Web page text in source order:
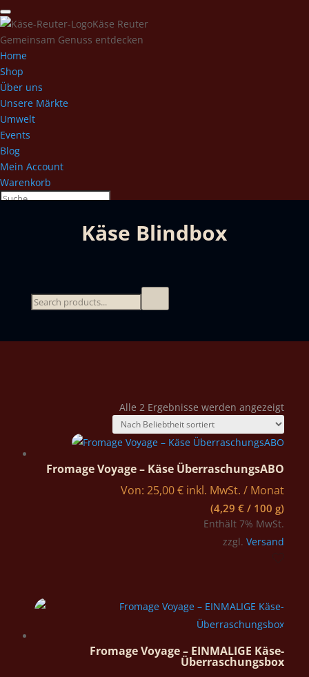
Käse Reuter
Gemeinsam Genuss entdecken
Home
Shop
Über uns
Unsere Märkte
Umwelt
Events
Blog
Mein Account
Warenkorb
Käse Blindbox
Alle 2 Ergebnisse werden angezeigtNach
Fromage Voyage – Käse ÜberraschungsABO
Von: 25,00€ inkl. MwSt. / Monat
(4,29 € / 100 g)
Enthält 7% MwSt.
zzgl. Versand
Fromage Voyage – EINMALIGE Käse-
Überraschungsbox